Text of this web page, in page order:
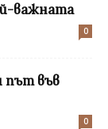
важната
0
път във
0